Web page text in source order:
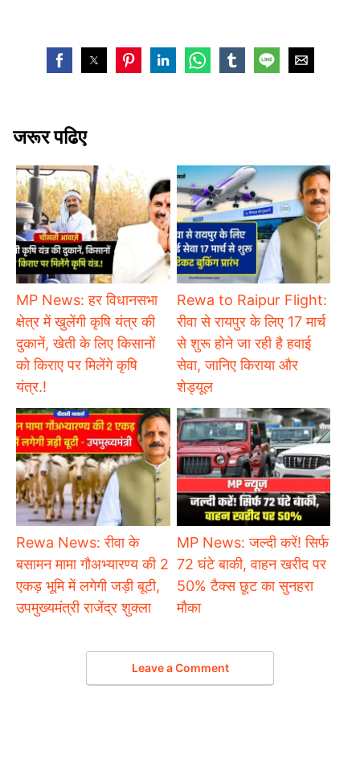
जरूर पढिए
MP News: हर विधानसभा
क्षेत्र में खुलेंगी कृषि यंत्र की
दुकानें, खेती के लिए किसानों
को किराए पर मिलेंगे कृषि
यंत्र.!
Rewa to Raipur Flight:
रीवा से रायपुर के लिए 17 मार्च
से शुरू होने जा रही है हवाई
सेवा, जानिए किराया और
शेड्यूल
Rewa News: रीवा के
बसामन मामा गौअभ्यारण्य की 2
एकड़ भूमि में लगेगी जड़ी बूटी,
उपमुख्यमंत्री राजेंद्र शुक्ला
MP News: जल्दी करें! सिर्फ
72 घंटे बाकी, वाहन खरीद पर
50% टैक्स छूट का सुनहरा
मौका
Leave a Comment